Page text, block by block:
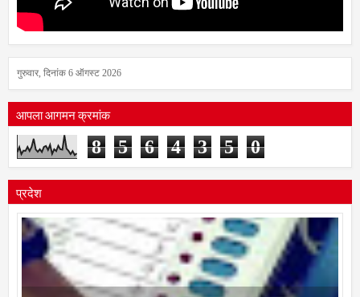
आपला आगमन क्रमांक
8 5 6 4 3 5 0
प्रदेश